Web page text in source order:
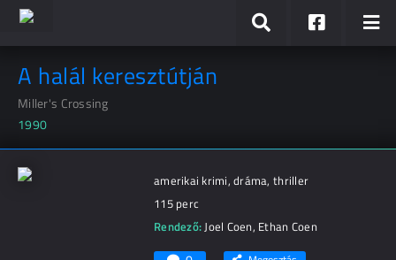
A halál keresztútján
Miller's Crossing
1990
amerikai krimi, dráma, thriller
115 perc
Rendező:Joel Coen, Ethan Coen